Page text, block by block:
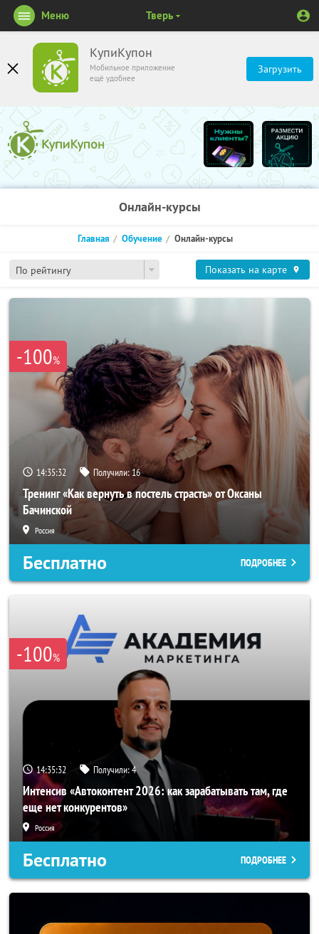
КупиКупон
Мобильное приложение
ещё удобнее
Загрузить
Меню Тверь
Онлайн-курсы
По рейтингу
Главная Обучение Онлайн-курсы
Показать на карте
-100%
14:35:29 Получили: 16
Тренинг «Как вернуть в постель страсть» от Оксаны
Бачинской
Россия
Бесплатно ПОДРОБНЕЕ
-100%
14:35:29 Получили:4
Интенсив «Автоконтент 2026: как зарабатывать там, где
еще нет конкурентов»
Россия
Бесплатно ПОДРОБНЕЕ